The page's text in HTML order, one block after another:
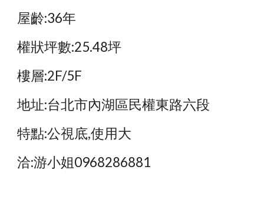
屋齡:36年
權狀坪數:25.48坪
樓層:2F/5F
地址:台北市內湖區民權東路六段
特點:公視底,使用大
洽:游小姐0968286881